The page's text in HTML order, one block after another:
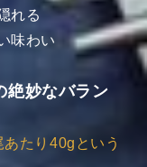
れる
味わい
絶妙なバラン
あたり40gという